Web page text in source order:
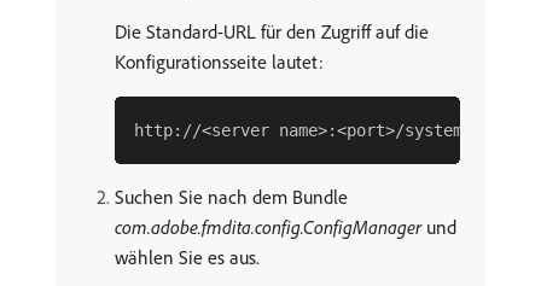
Die Standard-URL für den Zugriff auf die
Konfigurationsseite lautet:
Suchen Sie nach dem Bundle
com.adobe.fmdita.config.ConfigManagerund
wählen Sie es aus.